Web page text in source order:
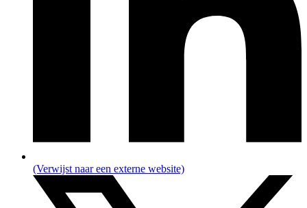
(Verwijst naar een externe website)